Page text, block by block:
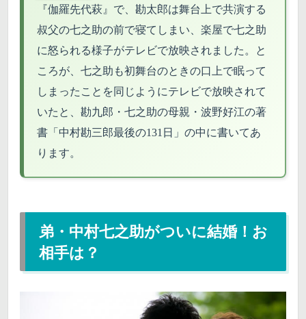
『伽羅先代萩』で、勘太郎は舞台上で共演する
叔父の七之助の前で寝てしまい、楽屋で七之助
に怒られる様子がテレビで放映されました。と
ころが、七之助も初舞台のときの口上で眠って
しまったことを同じようにテレビで放映されて
いたと、勘九郎・七之助の母親・波野好江の著
書「中村勘三郎最後の131日」の中に書いてあ
ります。
弟・中村七之助がついに結婚！お
相手は？